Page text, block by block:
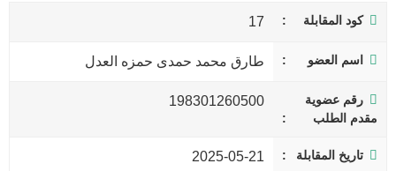
كود المقابلة 17
اسم العضو طارق محمد حمدى حمزه العدل
رقم عضوية
مقدم الطلب
198301260500
تاريخ المقابلة 2025-05-21